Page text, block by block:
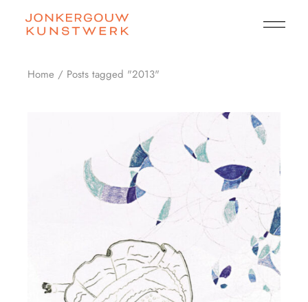
content
Home Posts tagged "2013"